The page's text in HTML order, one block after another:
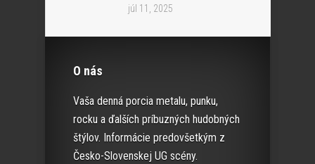
júl 11, 2025
O nás
Vaša denná porcia metalu, punku,
rocku a ďalších príbuzných hudobných
štýlov. Informácie predovšetkým z
Česko-Slovenskej UG scény.